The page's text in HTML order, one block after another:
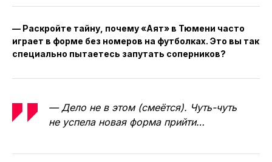
— Раскройте тайну, почему «Аят» в Тюмени часто
играет в форме без номеров на футболках. Это вы так
специально пытаетесь запутать соперников?
— Дело не в этом (смеётся). Чуть-чуть
не успела новая форма прийти…